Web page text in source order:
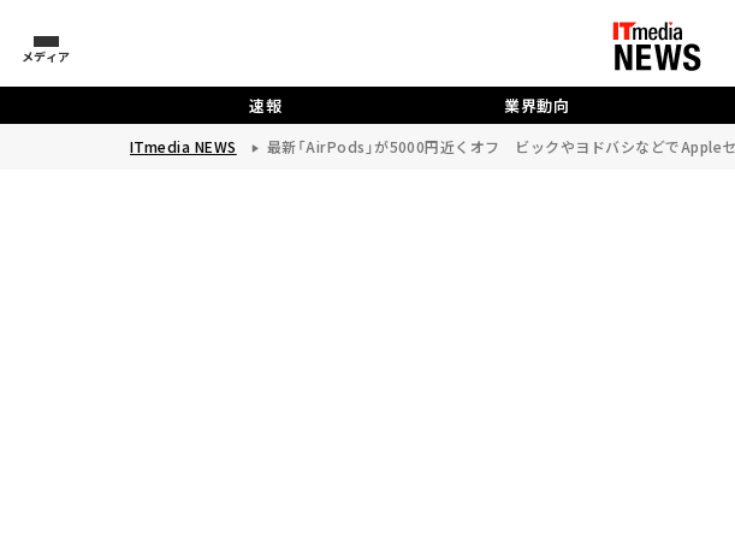
メディア
速報 業界動向
ITmedia NEWS 最新「AirPods」が5000円近くオフ ビックやヨドバシなどで